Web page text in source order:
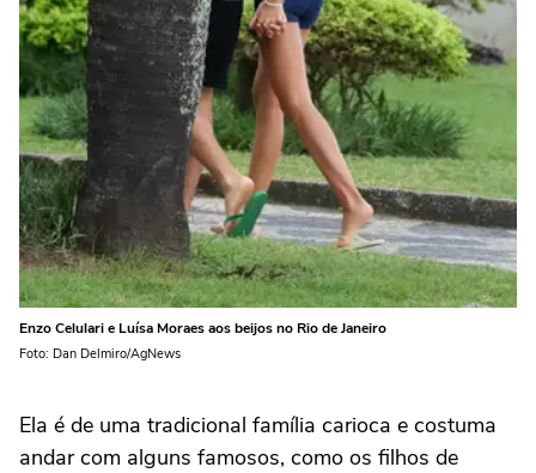
Enzo Celulari e Luísa Moraes aos beijos no Rio de Janeiro
Foto: Dan Delmiro/AgNews
Ela é de uma tradicional família carioca e costuma
andar com alguns famosos, como os filhos de